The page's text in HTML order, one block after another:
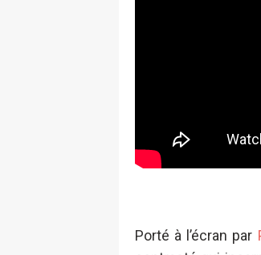
Porté à l’écran par